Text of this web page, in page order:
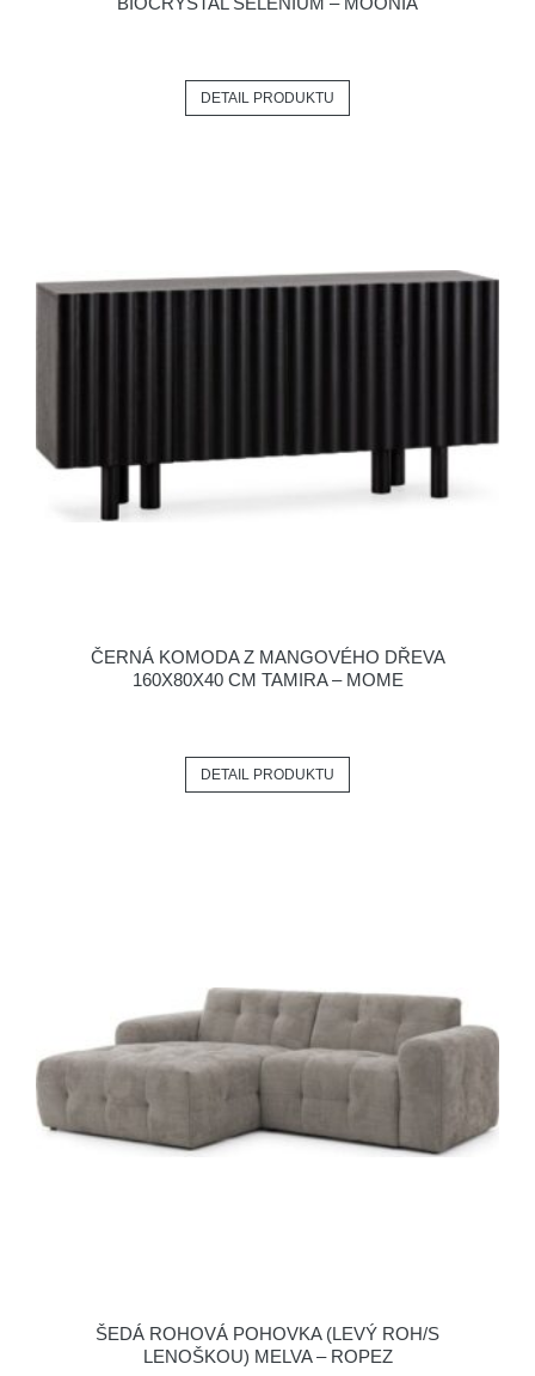
DETAIL PRODUKTU
ČERNÁ KOMODA Z MANGOVÉHO DŘEVA
160X80X40 CM TAMIRA – MOME
DETAIL PRODUKTU
ŠEDÁ ROHOVÁ POHOVKA (LEVÝ ROH/S
LENOŠKOU) MELVA – ROPEZ